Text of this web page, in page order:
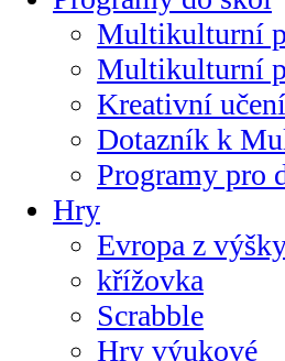
Multikulturní
Multikulturní
Kreativní učení
Dotazník k
Programy pro
Hry
Evropa z
křížovka
Scrabble
Hry výukové